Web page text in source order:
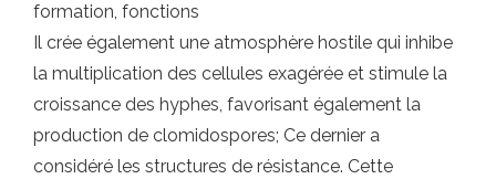
formation, fonctions
Il crée également une atmosphère hostile qui inhibe
la multiplication des cellules exagérée et stimule la
croissance des hyphes, favorisant également la
production de clomidospores; Ce dernier a
considéré les structures de résistance. Cette